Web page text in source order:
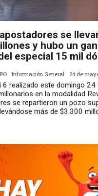
se
y hubo un
especial 15 mil
Información General 24 de
6 realizado este domingo 24
en la modalidad
se repartieron un pozo
más de $3.300